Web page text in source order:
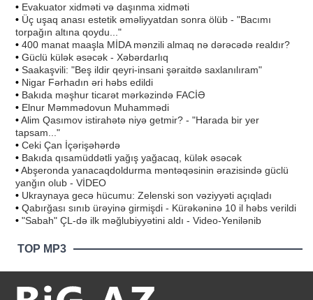
• Evakuator xidməti və daşınma xidməti
• Üç uşaq anası estetik əməliyyatdan sonra ölüb - "Bacımı
torpağın altına qoydu..."
• 400 manat maaşla MİDA mənzili almaq nə dərəcədə realdır?
• Güclü külək əsəcək - Xəbərdarlıq
• Saakaşvili: "Beş ildir qeyri-insani şəraitdə saxlanılıram"
• Nigar Fərhadın əri həbs edildi
• Bakıda məşhur ticarət mərkəzində FACİƏ
• Elnur Məmmədovun Muhammədi
•Alim Qasımov istirahətə niyə getmir? - "Harada bir yer
tapsam..."
• Ceki Çan İçərişəhərdə
• Bakıda qısamüddətli yağış yağacaq, külək əsəcək
•Abşeronda yanacaqdoldurma məntəqəsinin ərazisində güclü
yanğın olub - VİDEO
• Ukraynaya gecə hücumu: Zelenski son vəziyyəti açıqladı
• Qabırğası sınıb ürəyinə girmişdi - Kürəkəninə 10 il həbs verildi
• "Sabah" ÇL-də ilk məğlubiyyətini aldı - Video-Yenilənib
TOP MP3